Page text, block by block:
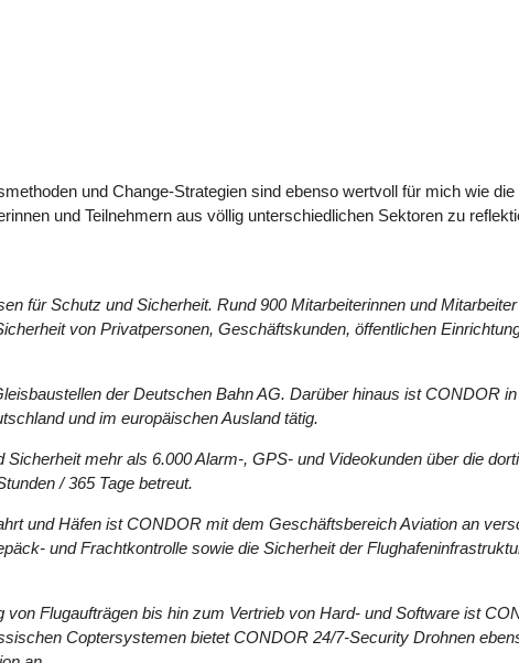
und Change-Strategien sind ebenso wertvoll für mich wie
und Teilnehmern aus völlig unterschiedlichen Sektoren zu
für Schutz und Sicherheit. Rund 900 Mitarbeiterinnen und
von Privatpersonen, Geschäftskunden, öffentlichen
der Deutschen Bahn AG. Darüber hinaus ist CONDOR
und im europäischen Ausland tätig.
mehr als 6.000 Alarm-, GPS- und Videokunden über die
/ 365 Tage betreut.
und Häfen ist CONDOR mit dem Geschäftsbereich Aviation an
und Frachtkontrolle sowie die Sicherheit der
Flugaufträgen bis hin zum Vertrieb von Hard- und Software ist
Coptersystemen bietet CONDOR 24/7-Security Drohnen